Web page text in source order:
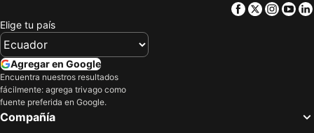
Facebook
Twitter
Elige tu país
Agregar en Google
Encuentra nuestros resultados
fácilmente: agrega trivago como
fuente preferida en Google.
Compañía